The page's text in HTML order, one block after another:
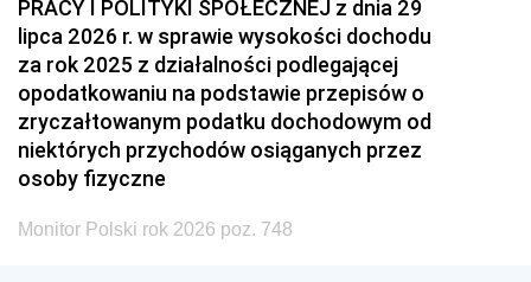
PRACY I POLITYKI SPOŁECZNEJ z dnia 29
lipca 2026 r. w sprawie wysokości dochodu
za rok 2025 z działalności podlegającej
opodatkowaniu na podstawie przepisów o
zryczałtowanym podatku dochodowym od
niektórych przychodów osiąganych przez
osoby fizyczne
Monitor Polski rok 2026 poz. 748